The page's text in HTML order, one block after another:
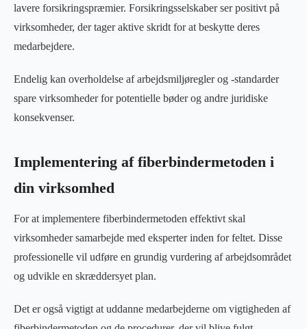
lavere forsikringspræmier. Forsikringsselskaber ser positivt på
virksomheder, der tager aktive skridt for at beskytte deres
medarbejdere.
Endelig kan overholdelse af arbejdsmiljøregler og -standarder
spare virksomheder for potentielle bøder og andre juridiske
konsekvenser.
Implementering af fiberbindermetoden i
din virksomhed
For at implementere fiberbindermetoden effektivt skal
virksomheder samarbejde med eksperter inden for feltet. Disse
professionelle vil udføre en grundig vurdering af arbejdsområdet
og udvikle en skræddersyet plan.
Det er også vigtigt at uddanne medarbejderne om vigtigheden af